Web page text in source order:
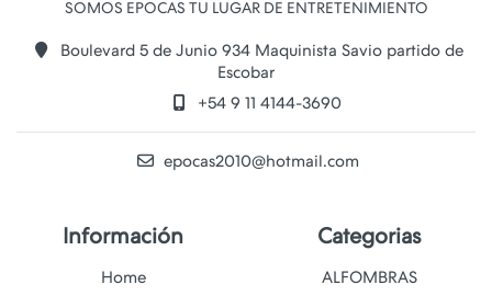
Boulevard 5 de Junio 934 Maquinista Savio partido de
Escobar
+54 9 11 4144-3690
epocas2010@hotmail.com
Información
Home
Categorias
ALFOMBRAS